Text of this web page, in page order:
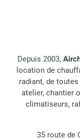
Depuis 2003,
location de
radiant, de
atelier, chantier
climatiseurs,
35 route de